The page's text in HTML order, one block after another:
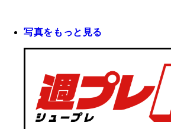
写真をもっと見る